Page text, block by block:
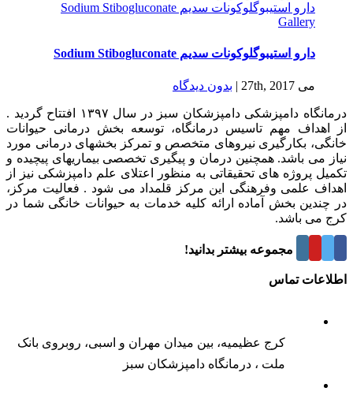
دارو استیبوگلوکونات سدیم Sodium Stibogluconate
Gallery
دارو استیبوگلوکونات سدیم Sodium Stibogluconate
می 27th, 2017 | بدون ديدگاه
درمانگاه دامپزشکی دامپزشکان سبز در سال ۱۳۹۷ افتتاح گردید .
از اهداف مهم تاسیس درمانگاه، توسعه بخش درمانی حیوانات
خانگی، بکارگیری نیروهای متخصص و تمرکز بخشهای درمانی مورد
نیاز می باشد. همچنین درمان و پیگیری تخصصی بیماریهای پیچیده و
تکمیل پروژه های تحقیقاتی به منظور اعتلای علم دامپزشکی نیز از
اهداف علمی وفرهنگی این مرکز قلمداد می شود . فعالیت مرکز،
در چندین بخش آماده ارائه کلیه خدمات به حیوانات خانگی شما در
کرج می باشد.
درباره این مجموعه بیشتر بدانید!
اطلاعات تماس
کرج عظیمیه، بین میدان مهران و اسبی، روبروی بانک
ملت ، درمانگاه دامپزشکان سبز